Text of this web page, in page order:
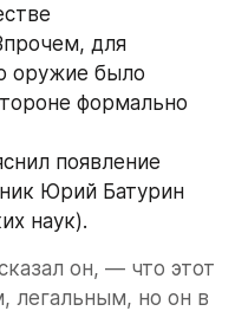
для
оружие было
формально
появление
Юрий Батурин
наук).
он, — что этот
легальным, но он в